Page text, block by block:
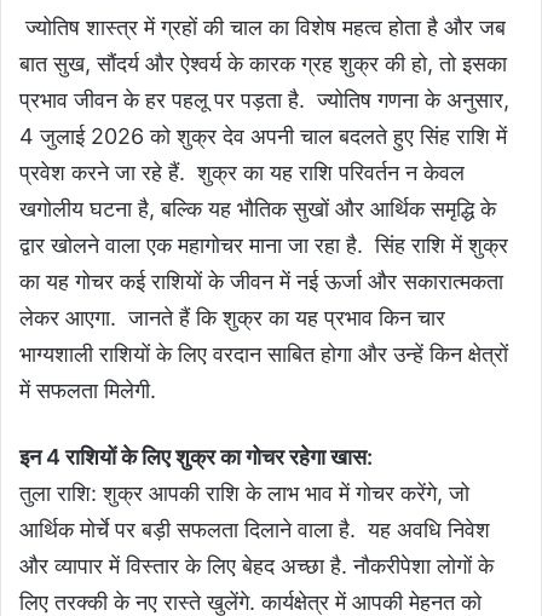
ज्योतिष शास्त्र में ग्रहों की चाल का विशेष महत्व होता है और जब
बात सुख, सौंदर्य और ऐश्वर्य के कारक ग्रह शुक्र की हो, तो इसका
प्रभाव जीवन के हर पहलू पर पड़ता है. ज्योतिष गणना के अनुसार,
4 जुलाई 2026 को शुक्र देव अपनी चाल बदलते हुए सिंह राशि में
प्रवेश करने जा रहे हैं. शुक्र का यह राशि परिवर्तन न केवल
खगोलीय घटना है, बल्कि यह भौतिक सुखों और आर्थिक समृद्धि के
द्वार खोलने वाला एक महागोचर माना जा रहा है. सिंह राशि में शुक्र
का यह गोचर कई राशियों के जीवन में नई ऊर्जा और सकारात्मकता
लेकर आएगा. जानते हैं कि शुक्र का यह प्रभाव किन चार
भाग्यशाली राशियों के लिए वरदान साबित होगा और उन्हें किन क्षेत्रों
में सफलता मिलेगी.
इन 4 राशियों के लिए शुक्र का गोचर रहेगा खास:
तुला राशि: शुक्र आपकी राशि के लाभ भाव में गोचर करेंगे, जो
आर्थिक मोर्चे पर बड़ी सफलता दिलाने वाला है. यह अवधि निवेश
और व्यापार में विस्तार के लिए बेहद अच्छा है. नौकरीपेशा लोगों के
लिए तरक्की के नए रास्ते खुलेंगे. कार्यक्षेत्र में आपकी मेहनत को